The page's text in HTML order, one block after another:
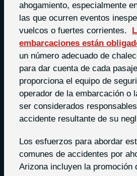
ahogamiento, especialmente
las que ocurren eventos
vuelcos o fuertes corrientes.
embarcaciones están
un número adecuado de
para dar cuenta de cada
proporciona el equipo de
operador de la embarcación o
ser considerados
accidente resultante de su
Los esfuerzos para abordar
comunes de accidentes por
Arizona incluyen la promoción